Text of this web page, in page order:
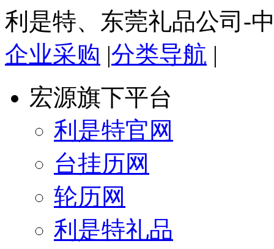
利是特、东莞礼品公司-
企业采购 |分类导航 |
宏源旗下平台
利是特官网
台挂历网
轮历网
利是特礼品